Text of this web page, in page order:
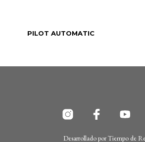
PILOT AUTOMATIC
Desarrollado porTiempo de